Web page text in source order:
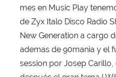
mes en Music Play
de Zyx Italo Disco Radio
New Generation a cargo
ademas de 90mania y el
session por Josep Carillo,